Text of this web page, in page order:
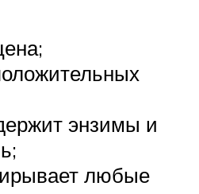
энзимы и
любые